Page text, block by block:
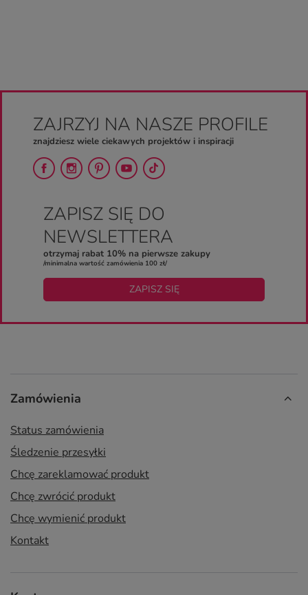
ZAJRZYJ NA NASZE PROFILE
znajdziesz wiele ciekawych projektów i inspiracji
ZAPISZ SIĘ DO
NEWSLETTERA
otrzymaj rabat 10% na pierwsze zakupy
/minimalna wartość zamówienia 100 zł/
ZAPISZ SIĘ
Zamówienia
Status zamówienia
Śledzenie przesyłki
Chcę zareklamować produkt
Chcę zwrócić produkt
Chcę wymienić produkt
Kontakt